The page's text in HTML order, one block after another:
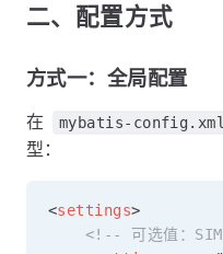
二、配置方式
方式一：全局配置
在 mybatis-config.xml
型：
<settings>
<!-- 可选值：